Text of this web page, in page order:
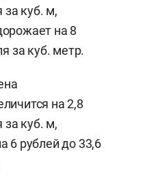
за куб. м,
на 8
за куб. метр.
на 2,8
за куб. м,
6 рублей до 33,6